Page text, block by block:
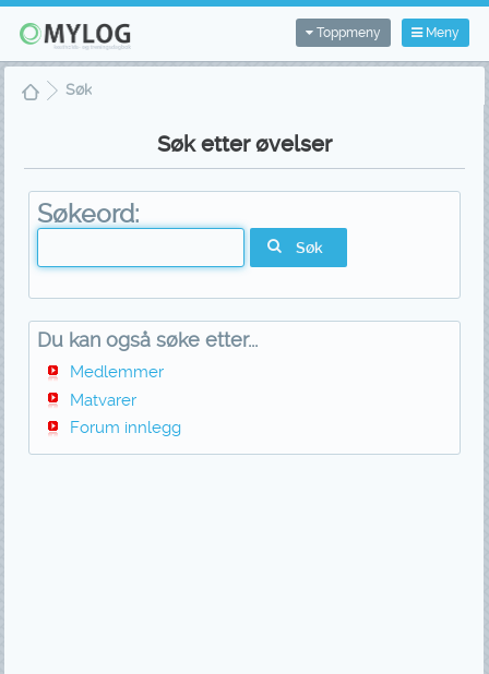
Meny
Toppmeny
Søk
Søk etter øvelser
Søkeord:
Søk
Du kan også søke etter...
Medlemmer
Matvarer
Forum innlegg